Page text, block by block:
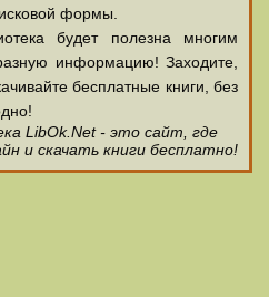
формы.
будет полезна многим
информацию! Заходите,
бесплатные книги, без
LibOk.Net - это сайт, где
и скачать книги бесплатно!